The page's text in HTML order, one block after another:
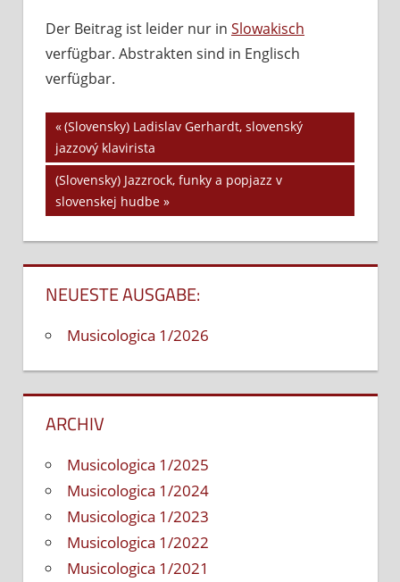
Jazzrocková
generácia
Der Beitrag ist leider nur in Slowakisch
verfügbar. Abstrakten sind in Englisch
verfügbar.
Beitrags-
Navigation
Vorheriger
Beitrag:
(Slovensky) Ladislav Gerhardt, slovenský
jazzový klavirista
Nächster
Beitrag:
(Slovensky) Jazzrock, funky a popjazz v
slovenskej hudbe
NEUESTE AUSGABE:
Musicologica 1/2026
ARCHIV
Musicologica 1/2025
Musicologica 1/2024
Musicologica 1/2023
Musicologica 1/2022
Musicologica 1/2021